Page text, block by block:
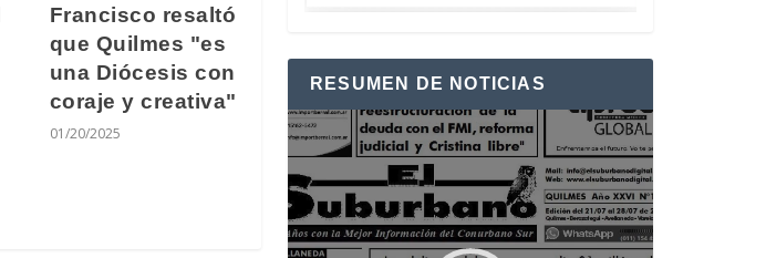
Francisco resaltó
que Quilmes "es
una Diócesis con
coraje y creativa"
01/20/2025
RESUMEN DE NOTICIAS
Reproductor
de
vídeo